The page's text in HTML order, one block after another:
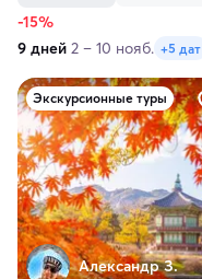
-15%
9 дней 2 – 10 нояб. +5 дат
Экскурсионные туры
Александр З.